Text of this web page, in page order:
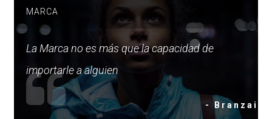
MARCA
La Marca no es más que la capacidad de
importarle a alguien
- Branzai